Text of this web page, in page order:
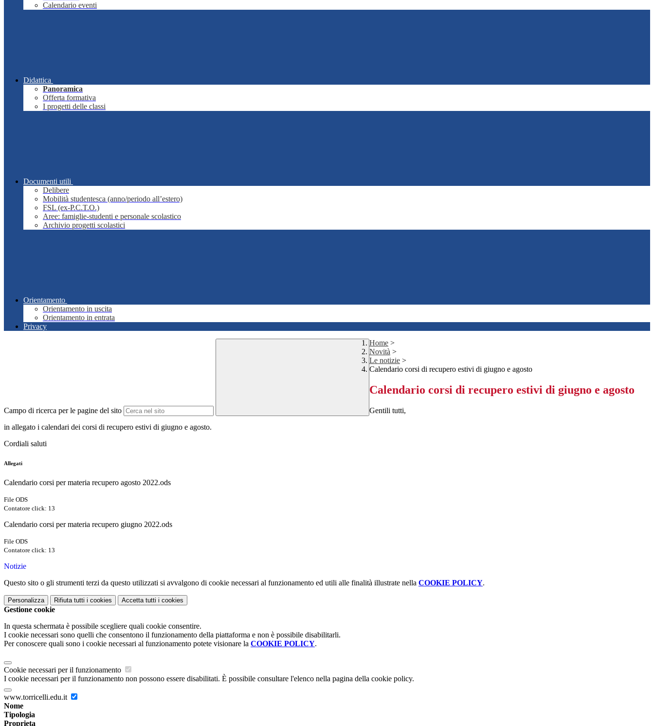
Calendario eventi
Didattica
Panoramica
Offerta formativa
I progetti delle classi
Documenti utili
Delibere
Mobilità studentesca (anno/periodo all’estero)
FSL (ex-P.C.T.O.)
Aree: famiglie-studenti e personale scolastico
Archivio progetti scolastici
Orientamento
Orientamento in uscita
Orientamento in entrata
Privacy
Campo di ricerca per le pagine del sito
Home >
Novità >
Le notizie >
Calendario corsi di recupero estivi di giugno e agosto
Calendario corsi di recupero estivi di giugno e agosto
Gentili tutti,
in allegato i calendari dei corsi di recupero estivi di giugno e agosto.
Cordiali saluti
Allegati
Calendario corsi per materia recupero agosto 2022.ods
File ODS
Contatore click: 13
Calendario corsi per materia recupero giugno 2022.ods
File ODS
Contatore click: 13
Notizie
Questo sito o gli strumenti terzi da questo utilizzati si avvalgono di cookie necessari al funzionamento ed utili alle finalità illustrate nella COOKIE POLICY.
Personalizza Rifiuta tutti i cookies Accetta tutti i cookies
Gestione cookie
In questa schermata è possibile scegliere quali cookie consentire.
I cookie necessari sono quelli che consentono il funzionamento della piattaforma e non è possibile disabilitarli.
Per conoscere quali sono i cookie necessari al funzionamento potete visionare la COOKIE POLICY.
Cookie necessari per il funzionamento
I cookie necessari per il funzionamento non possono essere disabilitati. È possibile consultare l'elenco nella pagina della cookie policy.
www.torricelli.edu.it
Nome
Tipologia
Proprieta